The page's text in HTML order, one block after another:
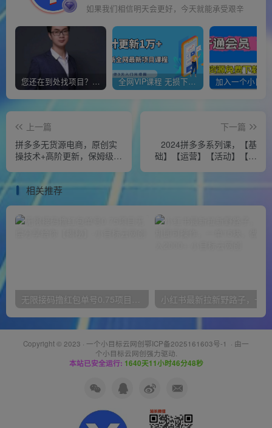
如果我们相信明天会更好，今天就能承受艰辛
您还在到处找项目？还在当韭菜？我靠经营“一个小目标网创商城”年入百W+，曾经我也负债累累! 全网VIP课程 无损下载~
上一篇
拼多多无货源电商，原创实
操技术+高阶更新，保姆级教
下一篇
2024拼多多系列课，【基
础】【运营】【活动】【推
相关推荐
无限接码撸红包单号0.75项目无偿分享给你【揭秘】
Copyright © 2023 · 一个小目标云网创鄂ICP备2025161603号-1 · 由一
个小目标云网创强力驱动.
本站已安全运行: 1640天11小时46分48秒